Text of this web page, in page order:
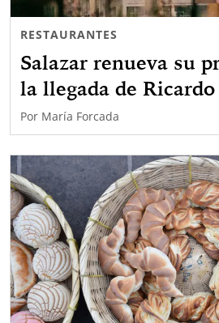
RESTAURANTES
Salazar renueva su
la llegada de
Por María Forcada